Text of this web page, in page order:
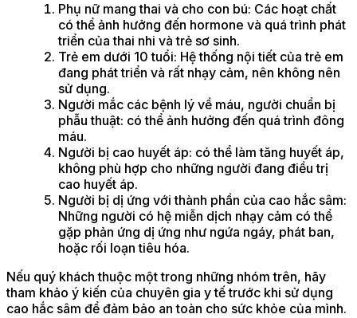
Phụ nữ mang thai và cho con bú: Các hoạt chất
có thể ảnh hưởng đến hormone và quá trình phát
triển của thai nhi và trẻ sơ sinh.
Trẻ em dưới 10 tuổi: Hệ thống nội tiết của trẻ em
đang phát triển và rất nhạy cảm, nên không nên
sử dụng.
Người mắc các bệnh lý về máu, người chuẩn bị
phẫu thuật: có thể ảnh hưởng đến quá trình đông
máu.
Người bị cao huyết áp: có thể làm tăng huyết áp,
không phù hợp cho những người đang điều trị
cao huyết áp.
Người bị dị ứng với thành phần của cao hắc sâm:
Những người có hệ miễn dịch nhạy cảm có thể
gặp phản ứng dị ứng như ngứa ngáy, phát ban,
hoặc rối loạn tiêu hóa.
Nếu quý khách thuộc một trong những nhóm trên, hãy
tham khảo ý kiến của chuyên gia y tế trước khi sử dụng
cao hắc sâm để đảm bảo an toàn cho sức khỏe của mình.